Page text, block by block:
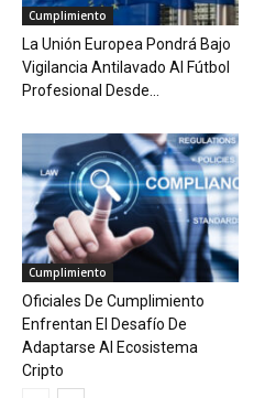
Cumplimiento
La Unión Europea Pondrá Bajo
Vigilancia Antilavado Al Fútbol
Profesional Desde...
Cumplimiento
Oficiales De Cumplimiento
Enfrentan El Desafío De
Adaptarse Al Ecosistema
Cripto